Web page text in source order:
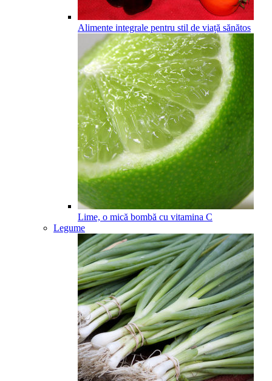
Alimente integrale pentru stil de viață sănătos
Lime, o mică bombă cu vitamina C
Legume